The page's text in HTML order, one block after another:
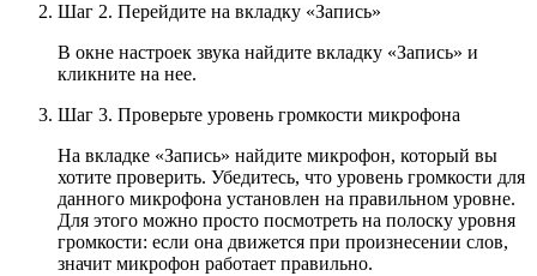
Шаг 2. Перейдите на вкладку «Запись»
В окне настроек звука найдите вкладку «Запись» и
кликните на нее.
Шаг 3. Проверьте уровень громкости микрофона
На вкладке «Запись» найдите микрофон, который вы
хотите проверить. Убедитесь, что уровень громкости для
данного микрофона установлен на правильном уровне.
Для этого можно просто посмотреть на полоску уровня
громкости: если она движется при произнесении слов,
значит микрофон работает правильно.